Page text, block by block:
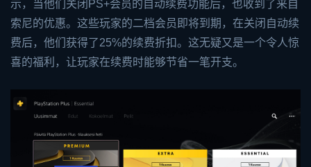
示，当他们关闭PS+会员的自动续费功能后，也收到了来自
索尼的优惠。这些玩家的二档会员即将到期，在关闭自动续
费后，他们获得了25%的续费折扣。这无疑又是一个令人惊
喜的福利，让玩家在续费时能够节省一笔开支。